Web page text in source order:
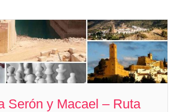
Serón y Macael – Ruta